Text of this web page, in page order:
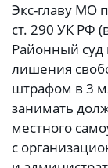
Экс-главу МО
ст. 290 УК РФ
Районный суд
лишения
штрафом в 3
занимать
местного
с